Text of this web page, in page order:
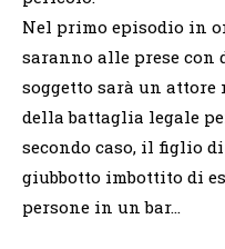
Nel primo episodio in
saranno alle prese
soggetto sarà un
della battaglia legale
secondo caso, il figlio
giubbotto imbottito di
persone in un bar…